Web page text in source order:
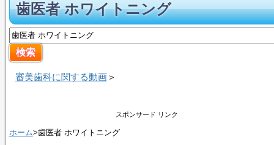
歯医者 ホワイトニング
審美歯科に関する動画＞
スポンサード リンク
ホーム>歯医者 ホワイトニング